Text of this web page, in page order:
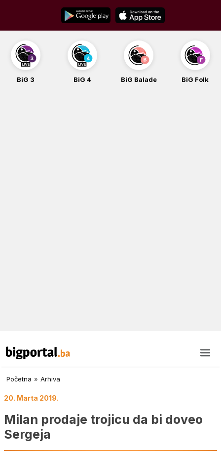
content
BiG 3 BiG 4 BiG Balade BiG Folk
Početna » Arhiva
20. Marta 2019.
Milan prodaje trojicu da bi doveo
Sergeja